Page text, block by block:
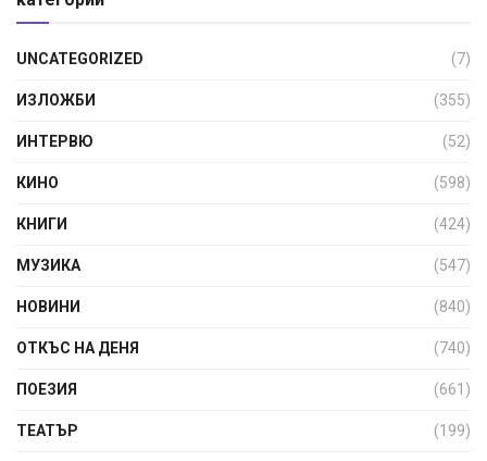
UNCATEGORIZED (7)
ИЗЛОЖБИ (355)
ИНТЕРВЮ (52)
КИНО (598)
КНИГИ (424)
МУЗИКА (547)
НОВИНИ (840)
ОТКЪС НА ДЕНЯ (740)
ПОЕЗИЯ (661)
ТЕАТЪР (199)